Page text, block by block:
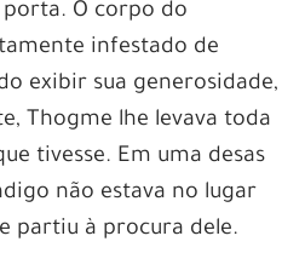
O corpo do
infestado de
exibir sua generosidade,
Thogme lhe levava toda
tivesse. Em uma desas
não estava no lugar
partiu à procura dele.